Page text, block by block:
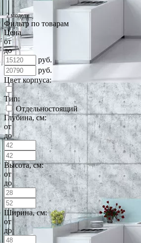
2 модели
Фильтр по товарам
Цена
от
до
руб.
руб.
Цвет корпуса:
Тип:
Отдельностоящий
Глубина, см:
от
до
Высота, см:
от
до
Ширина, см:
от
до